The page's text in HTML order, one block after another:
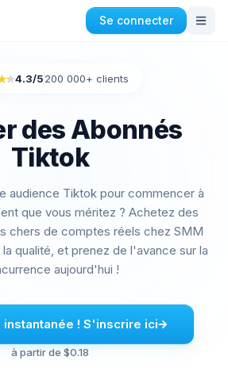
Se connecter
sur Instagram
Instagram
Instagram
direct sur Instagram
Instagram
sur Facebook
d'amis Facebook
de groupes Facebook
4.3 out of 5
4.3/5200 000+ clients
des Abonnés
Tiktok
audience Tiktok pour commencer à
que vous méritez ? Achetez des
chers de comptes réels chez SMM
qualité, et prenez de l'avance sur la
aujourd'hui !
instantanée ! S'inscrire ici
à partir de $0.18